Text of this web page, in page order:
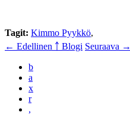
Tagit: Kimmo Pyykkö,
← Edellinen ￪ Blogi Seuraava →
b
a
x
r
,